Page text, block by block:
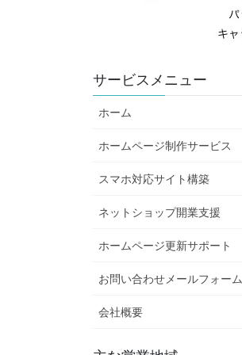
サービスメニュー
ホーム
ホームページ制作サービス
スマホ対応サイト構築
ネットショップ開業支援
ホームページ更新サポート
お問い合わせメールフォーム
会社概要